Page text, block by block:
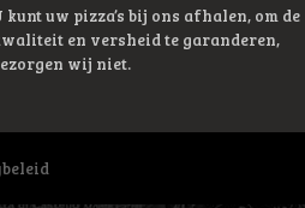
kunt uw pizza’s bij ons afhalen, om de
en versheid te garanderen,
wij niet.